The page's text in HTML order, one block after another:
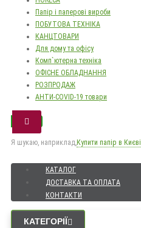
Папір і паперові вироби
ПОБУТОВА ТЕХНІКА
КАНЦТОВАРИ
Для дому та офісу
Комп`ютерна техніка
ОФІСНЕ ОБЛАДНАННЯ
РОЗПРОДАЖ
АНТИ-COVID-19 товари
Я шукаю, наприклад, Купити папір в Києві
КАТАЛОГ
ДОСТАВКА ТА ОПЛАТА
КОНТАКТИ
КАТЕГОРІЇ